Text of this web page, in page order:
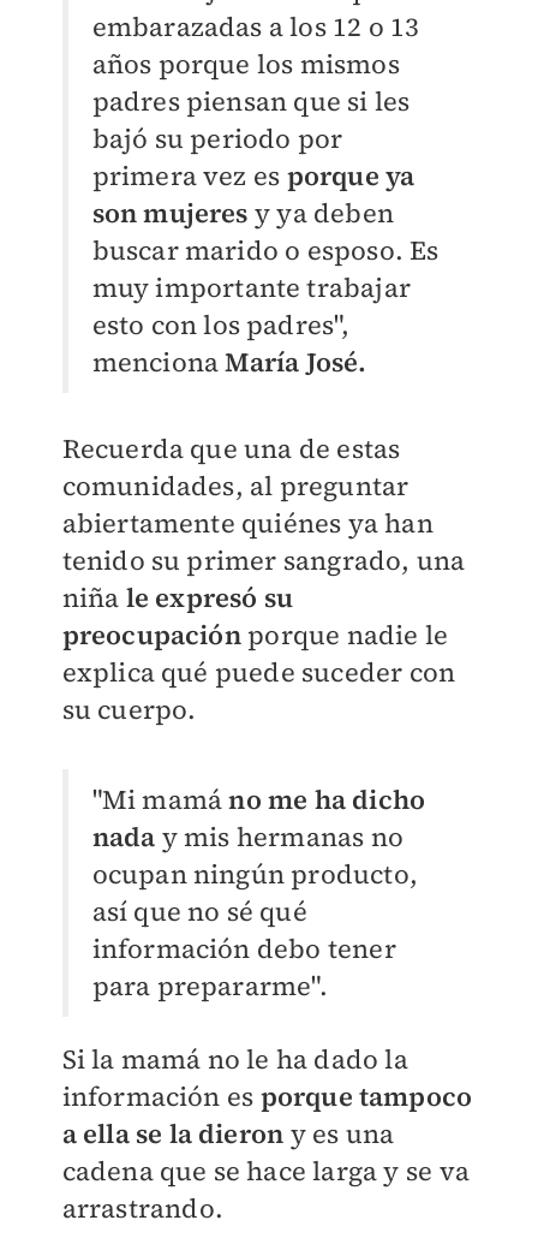
embarazadas a los 12 o 13
años porque los mismos
padres piensan que si les
bajó su periodo por
primera vez es porque ya
son mujeres y ya deben
buscar marido o esposo. Es
muy importante trabajar
esto con los padres",
mencionaMaría José.
Recuerda que una de estas
comunidades, al preguntar
abiertamente quiénes ya han
tenido su primer sangrado, una
niña le expresó su
preocupaciónporque nadie le
explica qué puede suceder con
su cuerpo.
"Mi mamáno me ha dicho
nada y mis hermanas no
ocupan ningún producto,
así que no sé qué
información debo tener
para prepararme".
Si la mamá no le ha dado la
información es porque tampoco
a ella se la dieron y es una
cadena que se hace larga y se va
arrastrando.